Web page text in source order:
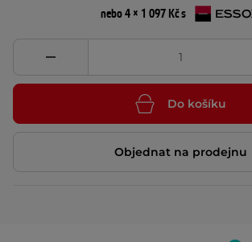
nebo 4 × 1 097 Kč s
Do košíku
Objednat na prodejnu